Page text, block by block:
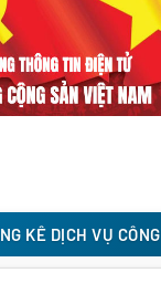
KÊ DỊCH VỤ CÔNG